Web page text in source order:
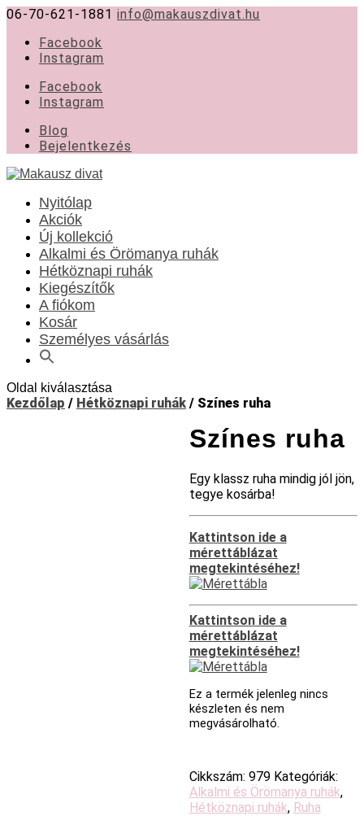
06-70-621-1881 info@makauszdivat.hu
Facebook
Instagram
Facebook
Instagram
Blog
Bejelentkezés
Nyitólap
Akciók
Új kollekció
Alkalmi és Örömanya ruhák
Hétköznapi ruhák
Kiegészítők
A fiókom
Kosár
Személyes vásárlás
Oldal kiválasztása
Kezdőlap / Hétköznapi ruhák / Színes ruha
Színes ruha
Egy klassz ruha mindig jól jön,
tegye kosárba!
Kattintson ide a
mérettáblázat
megtekintéséhez!
Kattintson ide a
mérettáblázat
megtekintéséhez!
Ez a termék jelenleg nincs
készleten és nem
megvásárolható.
Cikkszám: 979 Kategóriák:
Alkalmi és Örömanya ruhák,
Hétköznapi ruhák, Ruha